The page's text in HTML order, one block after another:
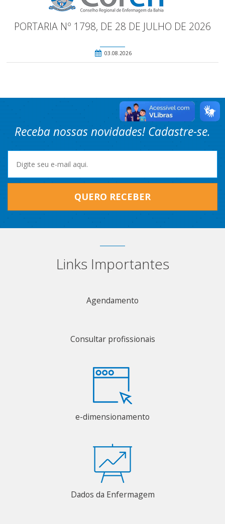
PORTARIA Nº 1798, DE 28 DE JULHO DE 2026
03.08.2026
Receba nossas novidades! Cadastre-se.
QUERO RECEBER
Links Importantes
Agendamento
Consultar profissionais
e-dimensionamento
Dados da Enfermagem